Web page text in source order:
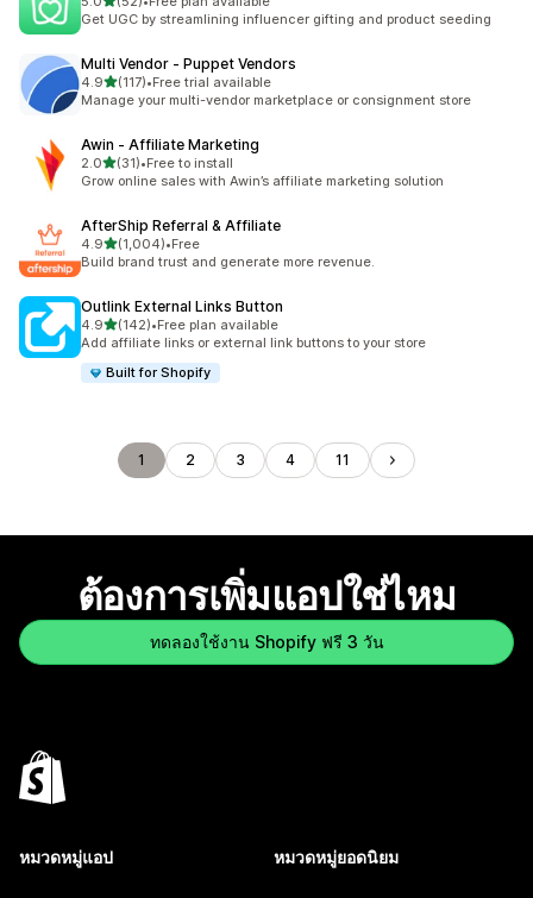
ทั้งหมด 52 รีวิว
Get UGC by streamlining influencer gifting and product seeding
Multi Vendor ‑ Puppet Vendors
4.9เต็ม 5 ดาว
(117)
ทั้งหมด 117 รีวิว
•Free trial available
Manage your multi-vendor marketplace or consignment store
Awin ‑ Affiliate Marketing
2.0เต็ม 5 ดาว
(31)
ทั้งหมด 31 รีวิว
•Free to install
Grow online sales with Awin’s affiliate marketing solution
AfterShip Referral & Affiliate
4.9เต็ม 5 ดาว
(1,004)
ทั้งหมด 1004 รีวิว
•Free
Build brand trust and generate more revenue.
Outlink External Links Button
4.9เต็ม 5 ดาว
(142)
ทั้งหมด 142 รีวิว
•Free plan available
Add affiliate links or external link buttons to your store
Built for Shopify
1 2 3 4 11
ต้องการเพิ่มแอปใช่ไหม
ทดลองใช้งาน Shopify ฟรี 3 วัน
หมวดหมู่แอป หมวดหมู่ยอดนิยม